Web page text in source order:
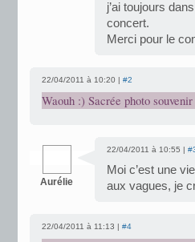
j’ai toujours
concert.
Merci pour le
22/04/2011 à 10:20 | #2
Waouh :) Sacrée photo
Aurélie
22/04/2011 à 10:55 |
Moi c’est une
aux vagues, je
22/04/2011 à 11:13 | #4